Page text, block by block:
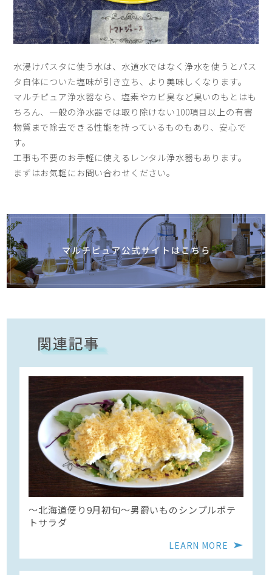
水浸けパスタに使う水は、水道水ではなく浄水を使うとパス
タ自体についた塩味が引き立ち、より美味しくなります。
マルチピュア浄水器なら、塩素やカビ臭など臭いのもとはも
ちろん、一般の浄水器では取り除けない100項目以上の有害
物質まで除去できる性能を持っているものもあり、安心で
す。
工事も不要のお手軽に使えるレンタル浄水器もあります。
まずはお気軽にお問い合わせください。
〜北海道便り9月初旬～男爵いものシンプルポテ
トサラダ
LEARN MORE